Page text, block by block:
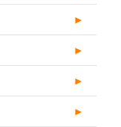
►
►
►
►